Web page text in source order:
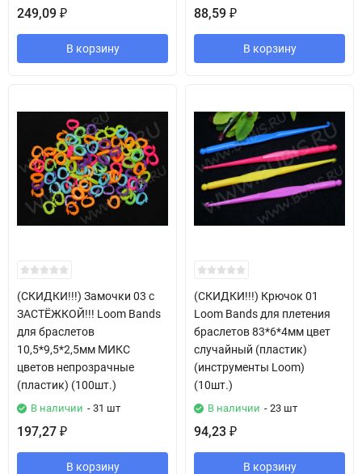
249,09 ₽
В корзину
88,59 ₽
В корзину
(СКИДКИ!!!) Замочки 03 с
ЗАСТЁЖКОЙ!!! Loom Bands
для браслетов
10,5*9,5*2,5мм МИКС
цветов непрозрачные
(пластик) (100шт.)
В наличии - 31 шт
197,27 ₽
В корзину
(СКИДКИ!!!) Крючок 01
Loom Bands для плетения
браслетов 83*6*4мм цвет
случайный (пластик)
(инструменты Loom)
(10шт.)
В наличии - 23 шт
94,23 ₽
В корзину